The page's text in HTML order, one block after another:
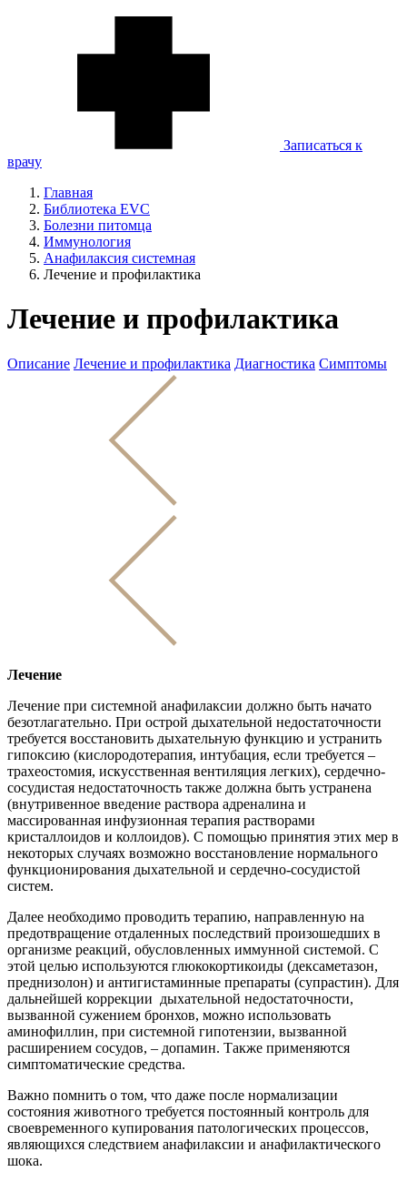
Записаться к
врачу
Главная
Библиотека EVC
Болезни питомца
Иммунология
Анафилаксия системная
Лечение и профилактика
Лечение и профилактика
Описание Лечение и профилактика Диагностика Симптомы
Лечение
Лечение при системной анафилаксии должно быть начато
безотлагательно. При острой дыхательной недостаточности
требуется восстановить дыхательную функцию и устранить
гипоксию (кислородотерапия, интубация, если требуется –
трахеостомия, искусственная вентиляция легких), сердечно-
сосудистая недостаточность также должна быть устранена
(внутривенное введение раствора адреналина и
массированная инфузионная терапия растворами
кристаллоидов и коллоидов). С помощью принятия этих мер в
некоторых случаях возможно восстановление нормального
функционирования дыхательной и сердечно-сосудистой
систем.
Далее необходимо проводить терапию, направленную на
предотвращение отдаленных последствий произошедших в
организме реакций, обусловленных иммунной системой. С
этой целью используются глюкокортикоиды (дексаметазон,
преднизолон) и антигистаминные препараты (супрастин). Для
дальнейшей коррекции дыхательной недостаточности,
вызванной сужением бронхов, можно использовать
аминофиллин, при системной гипотензии, вызванной
расширением сосудов, – допамин. Также применяются
симптоматические средства.
Важно помнить о том, что даже после нормализации
состояния животного требуется постоянный контроль для
своевременного купирования патологических процессов,
являющихся следствием анафилаксии и анафилактического
шока.